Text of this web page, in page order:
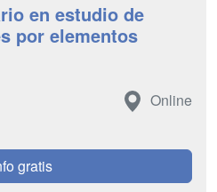
en estudio de
por elementos
Online
gratis